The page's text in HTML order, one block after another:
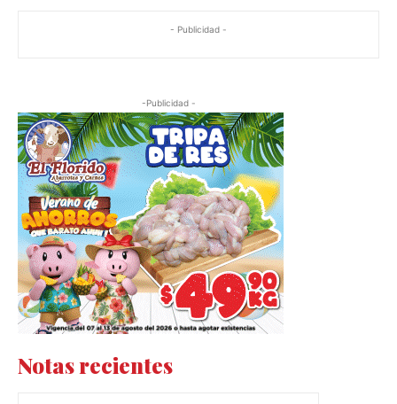
- Publicidad -
-Publicidad -
Notas recientes